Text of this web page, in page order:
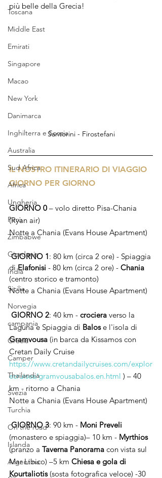
Toscana
Middle East
Emirati
Singapore
Macao
New York
Danimarca
Inghilterra e Scozia
Australia
Sud Africa
Africa
Ungheria
Perù
Zimbabwe
Giordania
India
Sicilia
Norvegia
campania
Grecia
Camper
Thailandia
Svezia
Turchia
On the road
Islanda
Argentina
più belle della Grecia!
Santorini - Firostefani
IL NOSTRO ITINERARIO DI VIAGGIO
GIORNO PER GIORNO
GIORNO 0 – volo diretto Pisa-Chania
(Ryan air)
Notte a Chania (Evans House Apartment)
GIORNO 1: 80 km (circa 2 ore) - Spiaggia
di Elafonisi - 80 km (circa 2 ore) - Chania
(centro storico e tramonto)
Notte a Chania (Evans House Apartment)
GIORNO 2: 40 km - crociera verso la
Laguna e Spiaggia di Balos e l'isola di
Gramvousa (in barca da Kissamos con
Cretan Daily Cruise
https://www.cretandailycruises.com/explor
ecruises/gramvousabalos.en.html ) – 40
km - ritorno a Chania
Notte a Chania (Evans House Apartment)
GIORNO 3: 90 km - Moni Preveli
(monastero e spiaggia)– 10 km - Myrthios
(pranzo a Taverna Panorama con vista sul
Mar Libico) –5 km Chiesa e gola di
Kourtaliotis (sosta fotografica veloce) -30